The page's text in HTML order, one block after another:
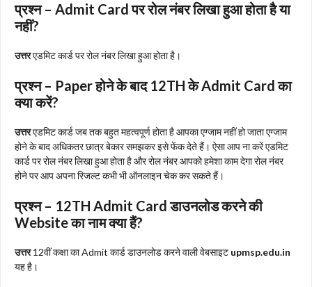
प्रश्न – Admit Card पर रोल नंबर लिखा हुआ होता है या
नहीं?
उत्तरएडमिट कार्ड पर रोल नंबर लिखा हुआ होता है।
प्रश्न – Paper होने के बाद 12TH के Admit Card का
क्या करें?
उत्तरएडमिट कार्ड जब तक बहुत महत्वपूर्ण होता है आपका एग्जाम नहीं हो जाता एग्जाम
होने के बाद अधिकतर छात्र बेकार समझकर इसे फेंक देते हैं। ऐसा आप ना करें एडमिट
कार्ड पर रोल नंबर लिखा हुआ होता है और रोल नंबर आपको हमेशा काम देगा रोल नंबर
होने पर आप अपना रिजल्ट कभी भी ऑनलाइन चेक कर सकते हैं।
प्रश्न – 12TH Admit Card डाउनलोड करने की
Website का नाम क्या हैं?
उत्तर12वीं कक्षा का Admit कार्ड डाउनलोड करने वाली वेबसाइट upmsp.edu.in
यह है।